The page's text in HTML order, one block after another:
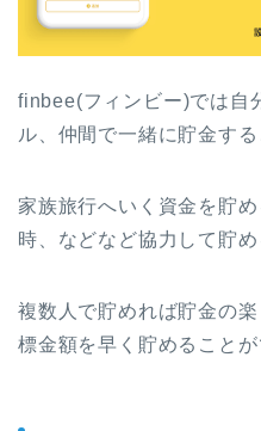
finbee(フィンビー)では自
ル、仲間で一緒に貯金する
家族旅行へいく資金を貯
時、などなど協力して貯め
複数人で貯めれば貯金の
標金額を早く貯めることが